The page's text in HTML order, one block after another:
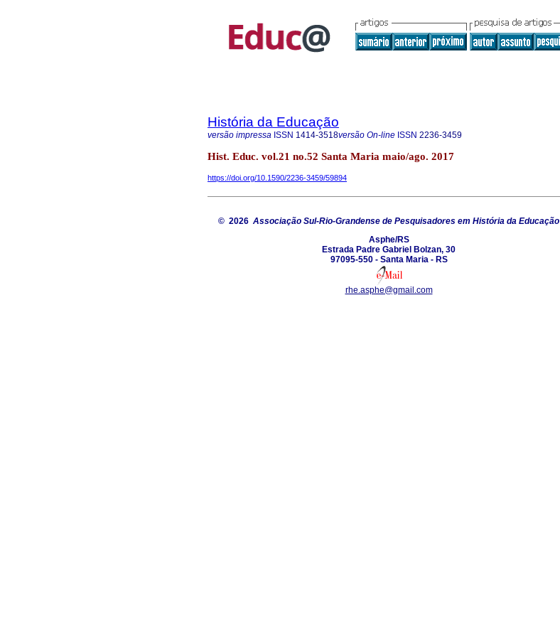
História da Educação
versão impressa ISSN 1414-3518versão On-line ISSN 2236-3459
Hist. Educ. vol.21 no.52 Santa Maria maio/ago. 2017
https://doi.org/10.1590/2236-3459/59894
© 2026 Associação Sul-Rio-Grandense de Pesquisadores em História da Educação
Asphe/RS
Estrada Padre Gabriel Bolzan, 30
97095-550 - Santa Maria - RS
rhe.asphe@gmail.com